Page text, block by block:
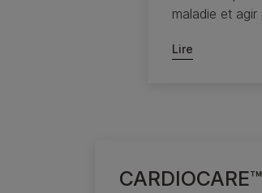
maladie et
Lire